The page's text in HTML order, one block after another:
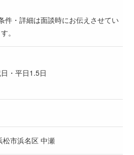
件・詳細は面談時にお伝えさせてい
。
・平日1.5日
松市浜名区 中瀬